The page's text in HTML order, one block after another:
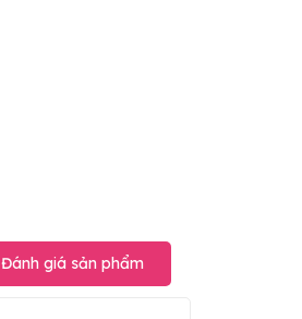
Đánh giá sản phẩm